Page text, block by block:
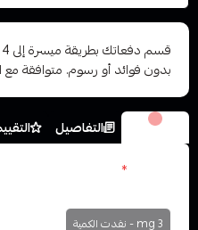
بدون فوائد أو رسوم. متوافقة
الخيارات التفاصيل
*
3 mg - نفدت الكمية